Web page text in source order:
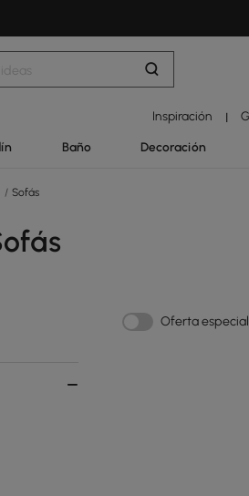
Inspiración |
Baño Decoración
/ Sofás
Oferta especial